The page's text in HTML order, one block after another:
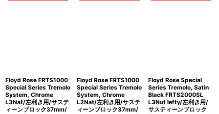
Floyd Rose FRTS1000
Special Series Tremolo
System, Chrome
L3Nat/左利き用/サステ
ィーンブロック37mm/
Floyd Rose FRTS1000
Special Series Tremolo
System, Chrome
L2Nat/左利き用/サステ
ィーンブロック37mm/
Floyd Rose Special
Series Tremolo, Satin
Black FRTS2000SL
L3Nut lefty/左利き用/
サスティーンブロック